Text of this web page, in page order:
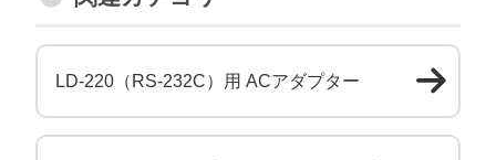
LD-220（RS-232C）用 ACアダプター